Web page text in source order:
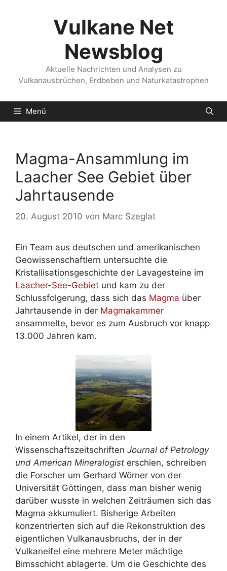
Vulkane Net
Newsblog
Aktuelle Nachrichten und Analysen zu
Vulkanausbrüchen, Erdbeben und Naturkatastrophen
Menü
Magma-Ansammlung im
Laacher See Gebiet über
Jahrtausende
20. August 2010 von Marc Szeglat
Ein Team aus deutschen und amerikanischen
Geowissenschaftlern untersuchte die
Kristallisationsgeschichte der Lavagesteine im
Laacher-See-Gebiet und kam zu der
Schlussfolgerung, dass sich das Magma über
Jahrtausende in der Magmakammer
ansammelte, bevor es zum Ausbruch vor knapp
13.000 Jahren kam.
In einem Artikel, der in den
Wissenschaftszeitschriften Journal of Petrology
und American Mineralogist erschien, schreiben
die Forscher um Gerhard Wörner von der
Universität Göttingen, dass man bisher wenig
darüber wusste in welchen Zeiträumen sich das
Magma akkumuliert. Bisherige Arbeiten
konzentrierten sich auf die Rekonstruktion des
eigentlichen Vulkanausbruchs, der in der
Vulkaneifel eine mehrere Meter mächtige
Bimsschicht ablagerte. Um die Geschichte des